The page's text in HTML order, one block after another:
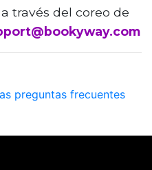
través del coreo de
preguntas frecuentes